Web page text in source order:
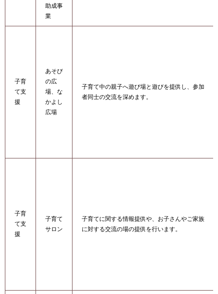
助成事
業
子育
て支
援
あそび
の広
場、な
かよし
広場
子育て中の親子へ遊び場と遊びを提供し、参加
者同士の交流を深めます。
子育
て支
援
子育て
サロン
子育てに関する情報提供や、お子さんやご家族
に対する交流の場の提供を行います。